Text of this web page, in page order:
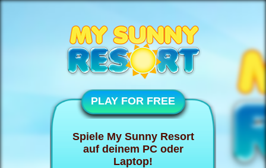
PLAY FOR FREE
Spiele My Sunny Resort
auf deinem PC oder
Laptop!